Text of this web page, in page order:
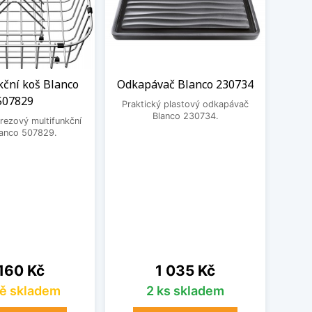
koš Blanco
multifunkční
507829.
Kč
skladem
Odkapávač Blanco 230734
Praktický plastový odkapávač
Blanco 230734.
Cena
1 035 Kč
2 ks skladem